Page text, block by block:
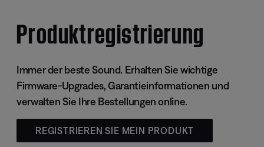
Produktregistrierung
Immer der beste Sound. Erhalten Sie wichtige
Firmware-Upgrades, Garantieinformationen und
verwalten Sie Ihre Bestellungen online.
REGISTRIEREN SIE MEIN PRODUKT